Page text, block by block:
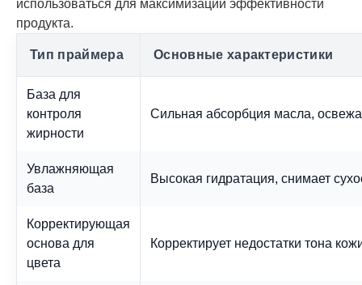
использоваться для максимизации эффективности
продукта.
Тип праймера Основные характеристики
База для
контроля
жирности
Сильная абсорбция масла,
Увлажняющая
база
Высокая гидратация, снимает
Корректирующая
основа для
цвета
Корректирует недостатки тона